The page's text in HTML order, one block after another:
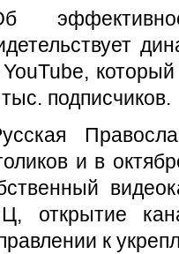
подписчиков.
и в
открытие
к